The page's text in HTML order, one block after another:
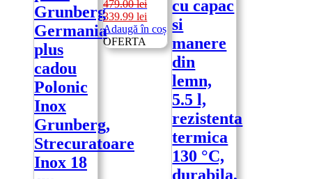
Grunberg
Germania
plus
cadou
Polonic
Inox
Grunberg,
Strecuratoare
Inox 18
479.00lei
Prețul
inițial
a
fost:
339.99lei Prețul
curent
339.99 lei.
Adaugă în coș
OFERTA
cu capac
si
manere
din
lemn,
5.5 l,
rezistenta
termica
130 °C,
durabila,